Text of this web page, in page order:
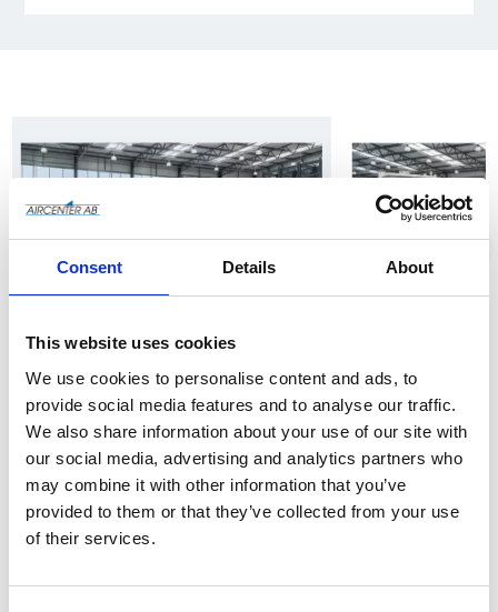
Consent Details About
This website uses cookies
We use cookies to personalise content and ads, to
provide social media features and to analyse our traffic.
We also share information about your use of our site with
our social media, advertising and analytics partners who
may combine it with other information that you’ve
provided to them or that they’ve collected from your use
of their services.
Kompressorer
Chicago Pneumatic
Skruvkompressorer med
överlägsen prestanda.